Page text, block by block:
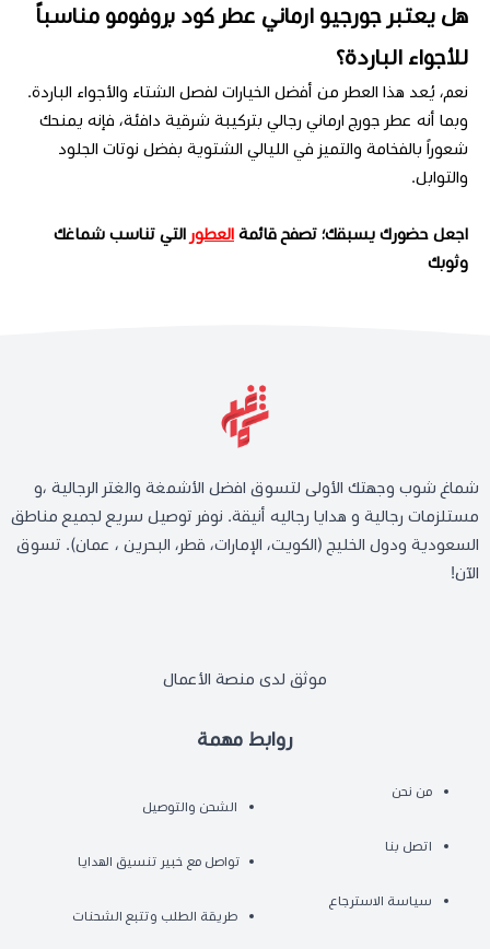
هل يعتبر جورجيو ارماني عطر كود بروفومو مناسباً
للأجواء الباردة؟
نعم، يُعد هذا العطر من أفضل الخيارات لفصل الشتاء والأجواء الباردة.
وبما أنه عطر جورج ارماني رجالي بتركيبة شرقية دافئة، فإنه يمنحك
شعوراً بالفخامة والتميز في الليالي الشتوية بفضل نوتات الجلود
والتوابل.
اجعل حضورك يسبقك؛ تصفح قائمة العطور التي تناسب شماغك
وثوبك
روابط مهمة
من نحن
اتصل بنا
سياسة الاسترجاع
الشحن والتوصيل
تواصل مع خبير تنسيق الهدايا
طريقة الطلب وتتبع الشحنات
شماغ شوب وجهتك الأولى لتسوق افضل الأشمغة والغتر الرجالية ،و
مستلزمات رجالية و هدايا رجاليه أنيقة. نوفر توصيل سريع لجميع مناطق
السعودية ودول الخليج (الكويت، الإمارات، قطر، البحرين ، عمان). تسوق
الآن!
موثق لدى منصة الأعمال